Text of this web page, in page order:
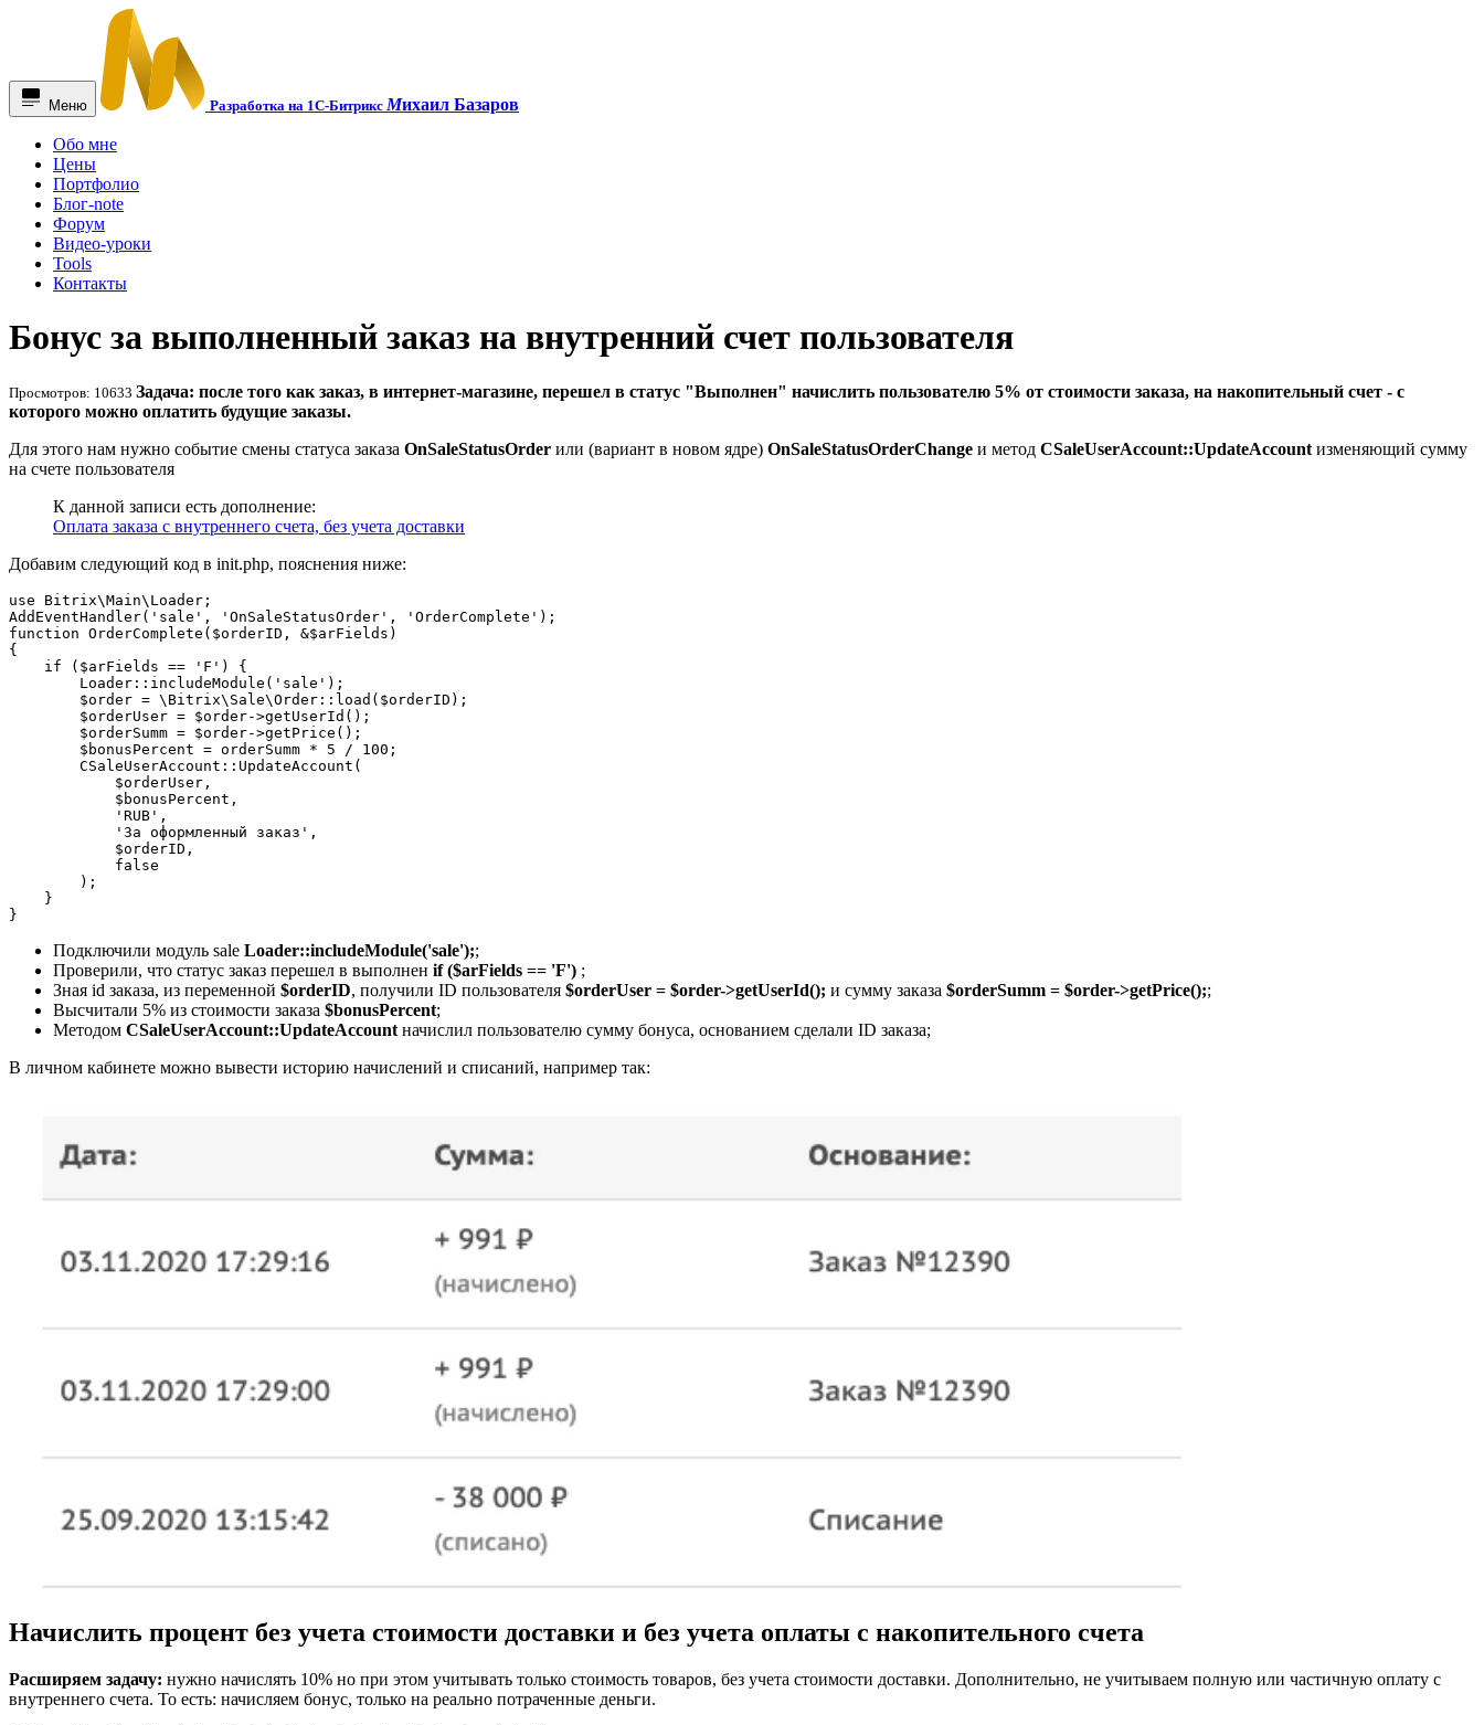
Меню Разработка на 1С-БитриксМихаил Базаров
Обо мне
Цены
Портфолио
Блог-note
Форум
Видео-уроки
Tools
Контакты
Бонус за выполненный заказ на внутренний счет пользователя
Просмотров: 10633 Задача: после того как заказ, в интернет-магазине, перешел в статус "Выполнен" начислить пользователю 5% от стоимости заказа, на накопительный счет - с
которого можно оплатить будущие заказы.
Для этого нам нужно событие смены статуса заказа OnSaleStatusOrder или (вариант в новом ядре) OnSaleStatusOrderChange и метод CSaleUserAccount::UpdateAccount изменяющий сумму
на счете пользователя
К данной записи есть дополнение:
Оплата заказа с внутреннего счета, без учета доставки
Добавим следующий код в init.php, пояснения ниже:
use Bitrix\Main\Loader;
AddEventHandler('sale', 'OnSaleStatusOrder', 'OrderComplete');
function OrderComplete($orderID, &$arFields)
{
    if ($arFields == 'F') {
        Loader::includeModule('sale');
        $order = \Bitrix\Sale\Order::load($orderID);
        $orderUser = $order->getUserId();
        $orderSumm = $order->getPrice();
        $bonusPercent = orderSumm * 5 / 100;
        CSaleUserAccount::UpdateAccount(
            $orderUser,
            $bonusPercent,
            'RUB',
            'За оформленный заказ',
            $orderID,
            false
        );
    }
Подключили модуль sale Loader::includeModule('sale');;
Проверили, что статус заказ перешел в выполнен if ($arFields == 'F') ;
Зная id заказа, из переменной $orderID, получили ID пользователя $orderUser = $order->getUserId(); и сумму заказа $orderSumm = $order->getPrice();;
Высчитали 5% из стоимости заказа $bonusPercent;
Методом CSaleUserAccount::UpdateAccount начислил пользователю сумму бонуса, основанием сделали ID заказа;
В личном кабинете можно вывести историю начислений и списаний, например так:
Начислить процент без учета стоимости доставки и без учета оплаты с накопительного счета
Расширяем задачу: нужно начислять 10% но при этом учитывать только стоимость товаров, без учета стоимости доставки. Дополнительно, не учитываем полную или частичную оплату с
внутреннего счета. То есть: начисляем бонус, только на реально потраченные деньги.